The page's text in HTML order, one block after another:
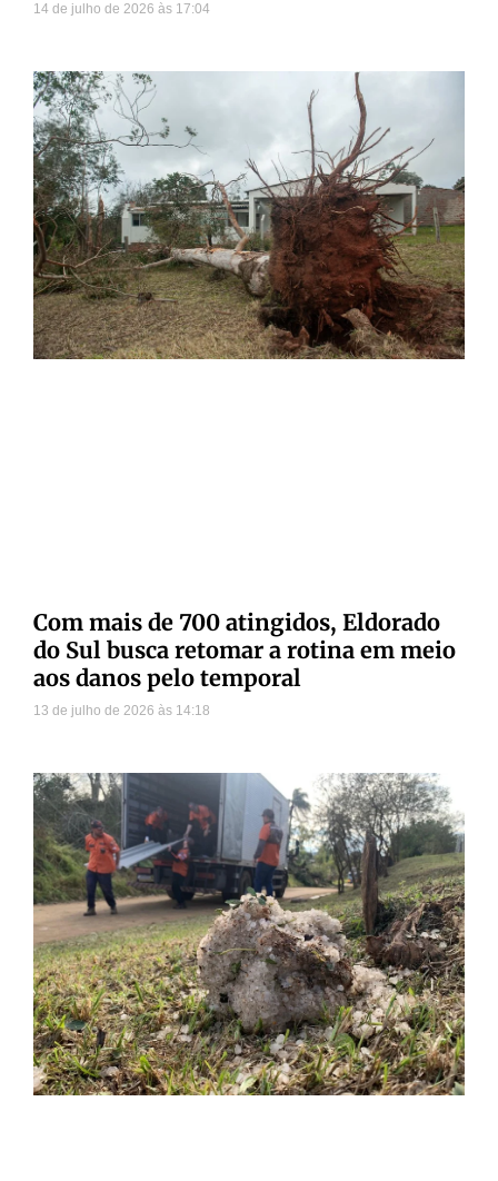
14 de julho de 2026 17:04
Com mais de 700 atingidos, Eldorado
do Sul busca retomar a rotina em meio
aos danos pelo temporal
13 de julho de 2026 14:18